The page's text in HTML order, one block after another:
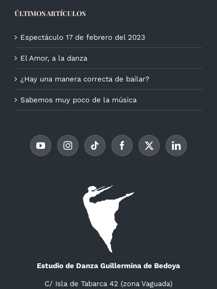
ÚLTIMOS ARTÍCULOS
Espectáculo 17 de febrero del 2023
El Amor, a la danza
¿Hay una manera correcta de bailar?
Sabemos muy poco de la música
Estudio de Danza Guillermina de Bedoya
C/ Isla de Tabarca 42 (zona Vaguada)